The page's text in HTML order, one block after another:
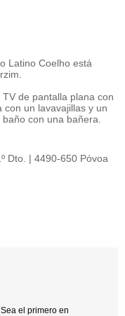
Latino Coelho está
de pantalla plana con
un lavavajillas y un
con una bañera.
Dto. | 4490-650 Póvoa
el primero en